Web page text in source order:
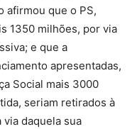
afirmou que o PS,
1350 milhões, por via
e que a
apresentadas,
Social mais 3000
seriam retirados à
via daquela sua